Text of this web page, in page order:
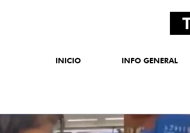
INICIO INFO GENERAL